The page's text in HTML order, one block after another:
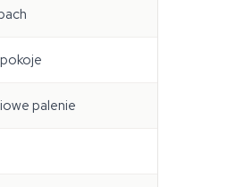
palenie